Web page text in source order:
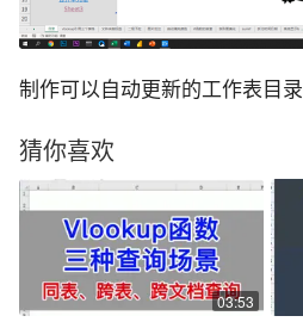
制作可以自动更新的工作表目录
猜你喜欢
03:53